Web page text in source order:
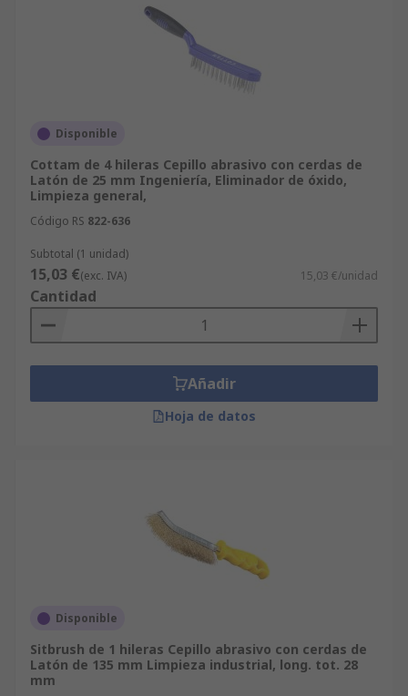
Disponible
Cottam de 4 hileras Cepillo abrasivo con cerdas de
Latón de 25 mm Ingeniería, Eliminador de óxido,
Limpieza general,
Código RS 822-636
Subtotal (1 unidad)
15,03 €(exc. IVA) 15,03 €/unidad
Cantidad
Añadir
Hoja de datos
Disponible
Sitbrush de 1 hileras Cepillo abrasivo con cerdas de
Latón de 135 mm Limpieza industrial, long. tot. 28
mm